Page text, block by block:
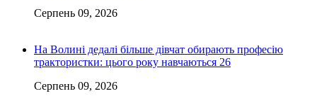
Серпень 09, 2026
На Волині дедалі більше дівчат обирають професію
трактористки: цього року навчаються 26
Серпень 09, 2026